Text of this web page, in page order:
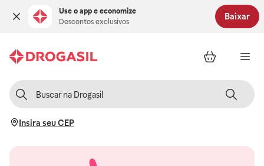
Use o app e economize
Descontos exclusivos
Baixar
Insira seu CEP